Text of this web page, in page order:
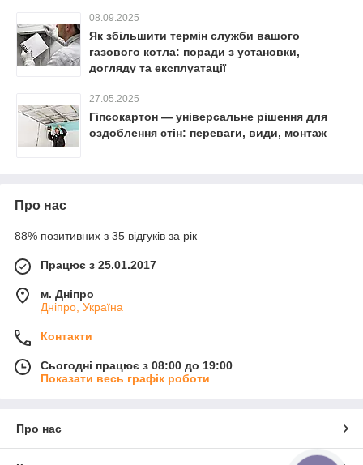
08.09.2025
Як збільшити термін служби вашого
газового котла: поради з установки,
догляду та експлуатації
27.05.2025
Гіпсокартон — універсальне рішення для
оздоблення стін: переваги, види, монтаж
Про нас
88% позитивних з 35 відгуків за рік
Працює з 25.01.2017
м. Дніпро
Дніпро, Україна
Контакти
Сьогодні працює з 08:00 до 19:00
Показати весь графік роботи
Про нас